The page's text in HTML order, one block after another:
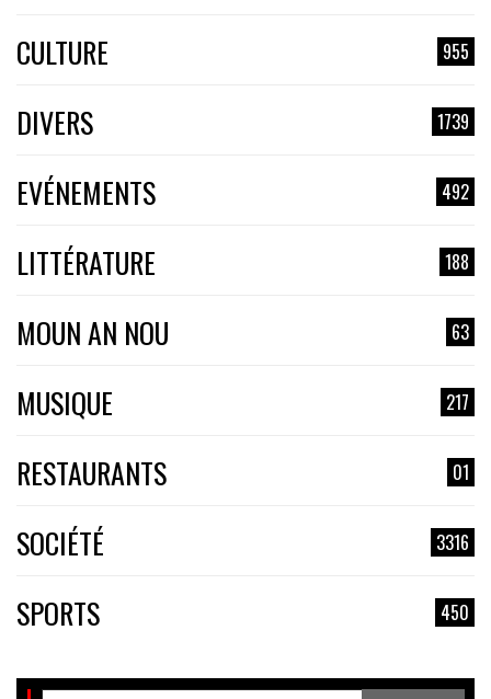
CULTURE 955
DIVERS 1739
EVÉNEMENTS 492
LITTÉRATURE 188
MOUN AN NOU 63
MUSIQUE 217
RESTAURANTS 01
SOCIÉTÉ 3316
SPORTS 450